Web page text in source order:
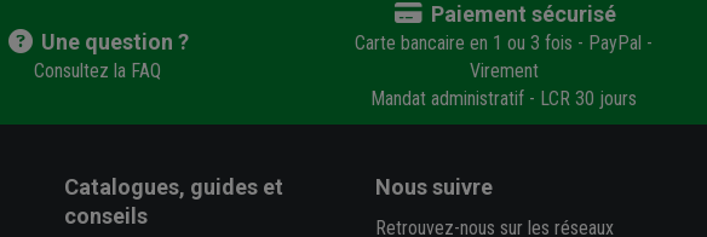
Une question ?
Consultez la FAQ
Paiement sécurisé
Carte bancaire en 1 ou 3 fois - PayPal -
Virement
Mandat administratif - LCR 30 jours
Catalogues, guides et
conseils
Nous suivre
Retrouvez-nous sur les réseaux